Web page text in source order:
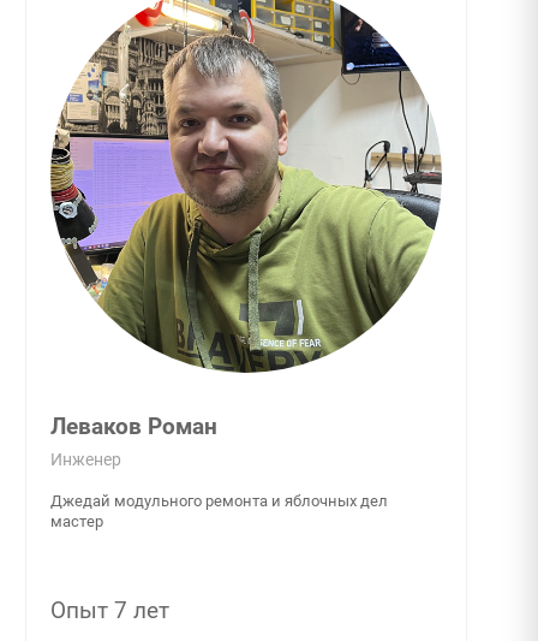
Леваков Роман
Инженер
Джедай модульного ремонта и яблочных дел
мастер
Опыт 7 лет